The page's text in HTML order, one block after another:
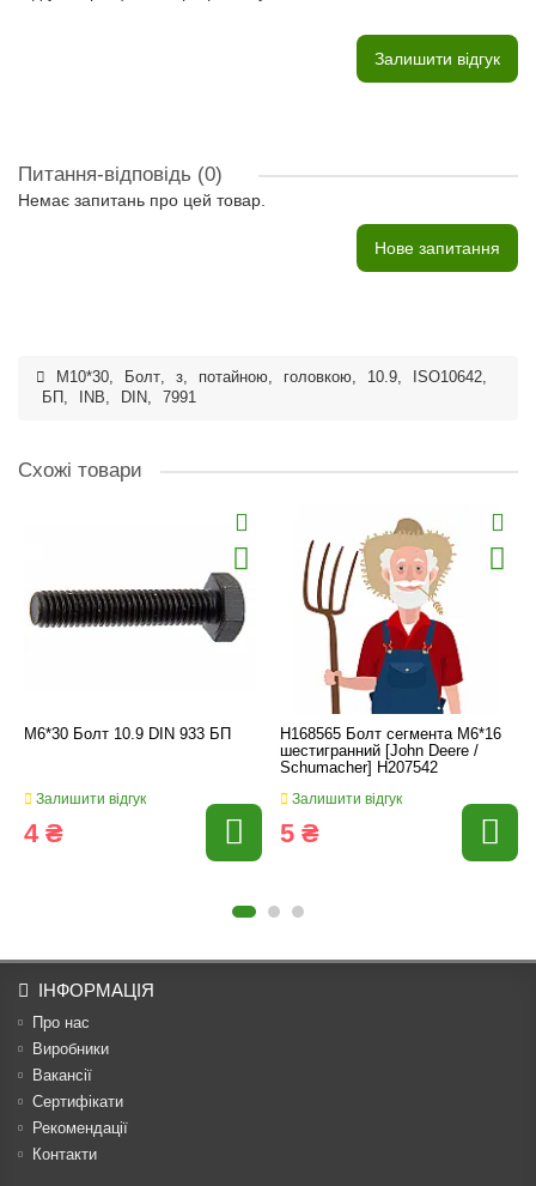
Залишити відгук
Питання-відповідь (0)
Немає запитань про цей товар.
Нове запитання
M10*30, Болт, з, потайною, головкою, 10.9, ISO10642,
БП , INB, DIN, 7991
Схожі товари
M6*30 Болт 10.9 DIN 933 БП
Залишити відгук
4 ₴
H168565 Болт сегмента M6*16
шестигранний [John Deere /
Schumacher] H207542
Залишити відгук
5 ₴
ІНФОРМАЦІЯ
Про нас
Виробники
Вакансії
Сертифікати
Рекомендації
Контакти